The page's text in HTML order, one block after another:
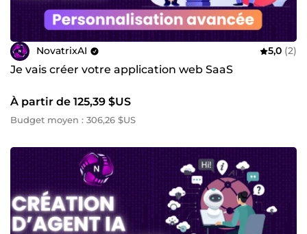
NovatrixAI 5,0 (2)
Je vais créer votre application web SaaS
À partir de 125,39 $US
Budget moyen : 306,26 $US